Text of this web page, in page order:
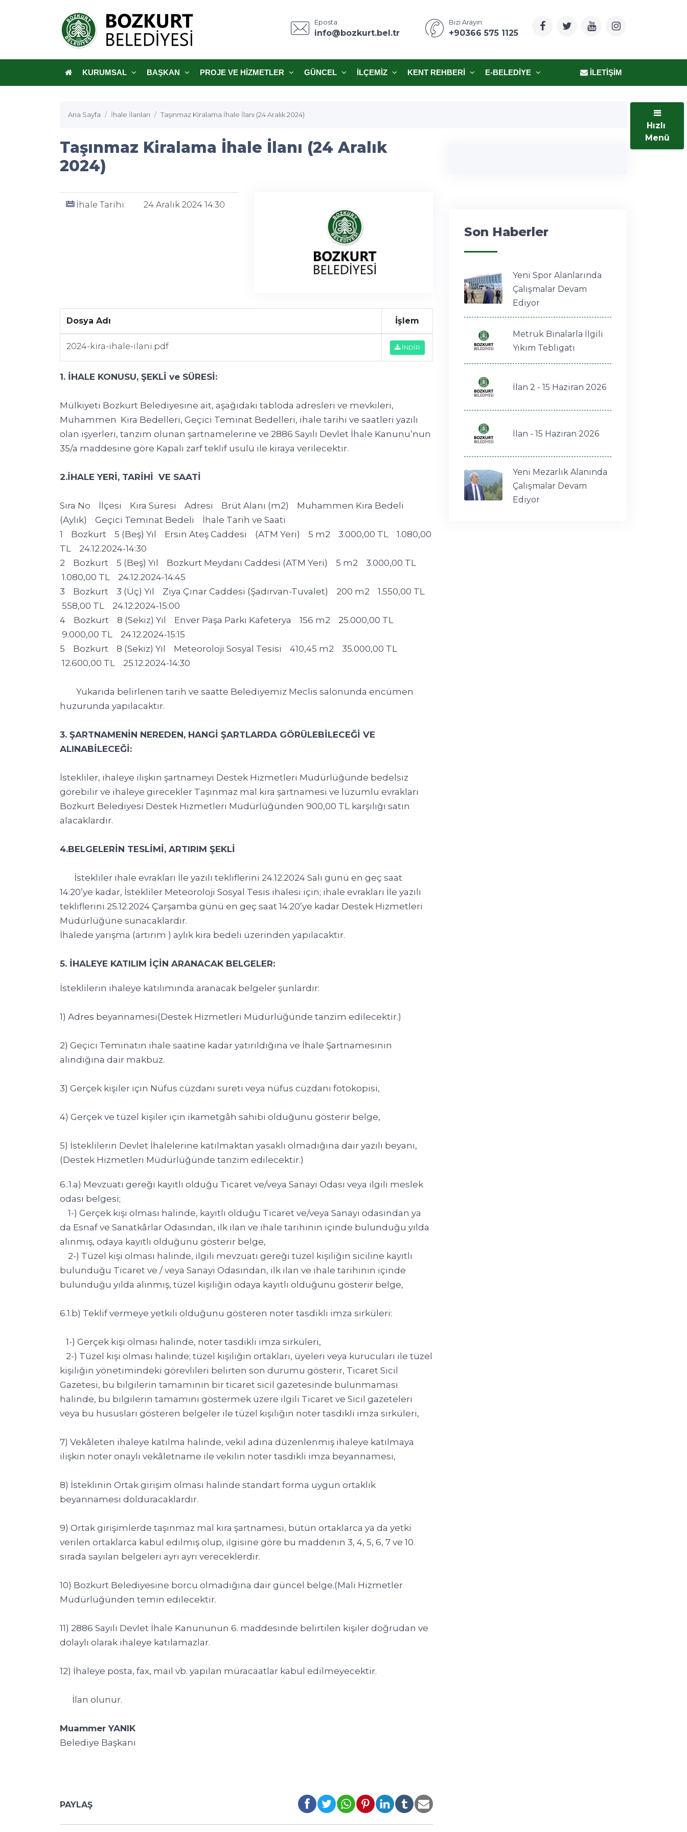
Eposta:
info@bozkurt.bel.tr
Bizi Arayın:
+90366 575 1125
KURUMSAL BAŞKAN PROJE VE HIZMETLER GÜNCEL İLÇEMIZ KENT REHBERI E-BELEDIYE İLETIŞIM
Ana Sayfa İhale İlanları Taşınmaz Kiralama İhale İlanı (24 Aralık 2024)
Taşınmaz Kiralama İhale İlanı (24 Aralık
2024)
İhale Tarihi: 24 Aralık 2024 14:30
Dosya Adı İşlem
2024-kira-ihale-ilani.pdf İNDİR
1. İHALE KONUSU, ŞEKLİ ve SÜRESİ:
Mülkiyeti Bozkurt Belediyesine ait, aşağıdaki tabloda adresleri ve mevkileri,
Muhammen Kira Bedelleri, Geçici Teminat Bedelleri, ihale tarihi ve saatleri yazılı
olan işyerleri, tanzim olunan şartnamelerine ve 2886 Sayılı Devlet İhale Kanunu’nun
35/a maddesine göre Kapalı zarf teklif usulü ile kiraya verilecektir.
2.İHALE YERİ, TARİHİ VE SAATİ
Sıra No İlçesi Kira Süresi Adresi Brüt Alanı (m2) Muhammen Kira Bedeli
(Aylık) Geçici Teminat Bedeli İhale Tarih ve Saati
1 Bozkurt 5 (Beş) Yıl Ersin Ateş Caddesi (ATM Yeri) 5 m2 3.000,00 TL 1.080,00
TL 24.12.2024-14:30
2 Bozkurt 5 (Beş) Yıl Bozkurt Meydanı Caddesi (ATM Yeri) 5 m2 3.000,00 TL
1.080,00 TL 24.12.2024-14:45
3 Bozkurt 3 (Üç) Yıl Ziya Çınar Caddesi (Şadırvan-Tuvalet) 200 m2 1.550,00 TL
558,00 TL 24.12.2024-15:00
4 Bozkurt 8 (Sekiz) Yıl Enver Paşa Parkı Kafeterya 156 m2 25.000,00 TL
9.000,00 TL 24.12.2024-15:15
5 Bozkurt 8 (Sekiz) Yıl Meteoroloji Sosyal Tesisi 410,45 m2 35.000,00 TL
12.600,00 TL 25.12.2024-14:30
Yukarıda belirlenen tarih ve saatte Belediyemiz Meclis salonunda encümen
huzurunda yapılacaktır.
3. ŞARTNAMENİN NEREDEN, HANGİ ŞARTLARDA GÖRÜLEBİLECEĞİ VE
ALINABİLECEĞİ:
İstekliler, ihaleye ilişkin şartnameyi Destek Hizmetleri Müdürlüğünde bedelsiz
görebilir ve ihaleye girecekler Taşınmaz mal kira şartnamesi ve lüzumlu evrakları
Bozkurt Belediyesi Destek Hizmetleri Müdürlüğünden 900,00 TL karşılığı satın
alacaklardır.
4.BELGELERİN TESLİMİ, ARTIRIM ŞEKLİ
İstekliler ihale evrakları İle yazılı tekliflerini 24.12.2024 Salı günü en geç saat
14:20’ye kadar, İstekliler Meteoroloji Sosyal Tesis ihalesi için; ihale evrakları İle yazılı
tekliflerini 25.12.2024 Çarşamba günü en geç saat 14:20’ye kadar Destek Hizmetleri
Müdürlüğüne sunacaklardır.
İhalede yarışma (artırım ) aylık kira bedeli üzerinden yapılacaktır.
5. İHALEYE KATILIM İÇİN ARANACAK BELGELER:
İsteklilerin ihaleye katılımında aranacak belgeler şunlardır:
1) Adres beyannamesi(Destek Hizmetleri Müdürlüğünde tanzim edilecektir.)
2) Geçici Teminatın ihale saatine kadar yatırıldığına ve İhale Şartnamesinin
alındığına dair makbuz.
3) Gerçek kişiler için Nüfus cüzdanı sureti veya nüfus cüzdanı fotokopisi,
4) Gerçek ve tüzel kişiler için ikametgâh sahibi olduğunu gösterir belge,
5) İsteklilerin Devlet İhalelerine katılmaktan yasaklı olmadığına dair yazılı beyanı,
(Destek Hizmetleri Müdürlüğünde tanzim edilecektir.)
6..1.a) Mevzuatı gereği kayıtlı olduğu Ticaret ve/veya Sanayi Odası veya ilgili meslek
odası belgesi;
1-) Gerçek kişi olması halinde, kayıtlı olduğu Ticaret ve/veya Sanayi odasından ya
da Esnaf ve Sanatkârlar Odasından, ilk ilan ve ihale tarihinin içinde bulunduğu yılda
alınmış, odaya kayıtlı olduğunu gösterir belge,
2-) Tüzel kişi olması halinde, ilgili mevzuatı gereği tüzel kişiliğin siciline kayıtlı
bulunduğu Ticaret ve / veya Sanayi Odasından, ilk ilan ve ihale tarihinin içinde
bulunduğu yılda alınmış, tüzel kişiliğin odaya kayıtlı olduğunu gösterir belge,
6.1.b) Teklif vermeye yetkili olduğunu gösteren noter tasdikli imza sirküleri:
1-) Gerçek kişi olması halinde, noter tasdikli imza sirküleri,
2-) Tüzel kişi olması halinde; tüzel kişiliğin ortakları, üyeleri veya kurucuları ile tüzel
kişiliğin yönetimindeki görevlileri belirten son durumu gösterir, Ticaret Sicil
Gazetesi, bu bilgilerin tamamının bir ticaret sicil gazetesinde bulunmaması
halinde, bu bilgilerin tamamını göstermek üzere ilgili Ticaret ve Sicil gazeteleri
veya bu hususları gösteren belgeler ile tüzel kişiliğin noter tasdikli imza sirküleri,
7) Vekâleten ihaleye katılma halinde, vekil adına düzenlenmiş ihaleye katılmaya
ilişkin noter onaylı vekâletname ile vekilin noter tasdikli imza beyannamesi,
8) İsteklinin Ortak girişim olması halinde standart forma uygun ortaklık
beyannamesi dolduracaklardır.
9) Ortak girişimlerde taşınmaz mal kira şartnamesi, bütün ortaklarca ya da yetki
verilen ortaklarca kabul edilmiş olup, ilgisine göre bu maddenin 3, 4, 5, 6, 7 ve 10.
sırada sayılan belgeleri ayrı ayrı vereceklerdir.
10) Bozkurt Belediyesine borcu olmadığına dair güncel belge.(Mali Hizmetler
Müdürlüğünden temin edilecektir.
11) 2886 Sayılı Devlet İhale Kanununun 6. maddesinde belirtilen kişiler doğrudan ve
dolaylı olarak ihaleye katılamazlar.
12) İhaleye posta, fax, mail vb. yapılan müracaatlar kabul edilmeyecektir.
İlan olunur.
Muammer YANIK
Belediye Başkanı
PAYLAŞ
Son Haberler
Yeni Spor Alanlarında
Çalışmalar Devam
Ediyor
Metruk Binalarla İlgili
Yıkım Tebligatı
İlan 2 - 15 Haziran 2026
İlan - 15 Haziran 2026
Yeni Mezarlık Alanında
Çalışmalar Devam
Ediyor
Hızlı
Menü